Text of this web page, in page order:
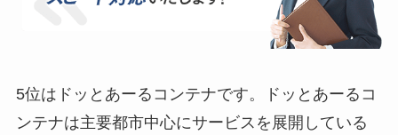
5位はドッとあーるコンテナです。ドッとあーるコ
ンテナは主要都市中心にサービスを展開している